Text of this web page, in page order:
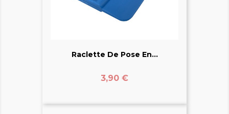
Raclette De Pose En...
Prix
3,90 €